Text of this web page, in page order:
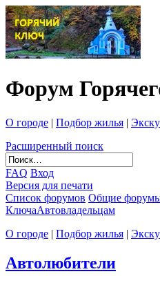
Форум
О городе | Подбор жилья |
Расширенный поиск
FAQ Вход
Версия для печати
Список форумов Общие форумы
КлючаАвтовладельцам
О городе | Подбор жилья |
Автолюбители